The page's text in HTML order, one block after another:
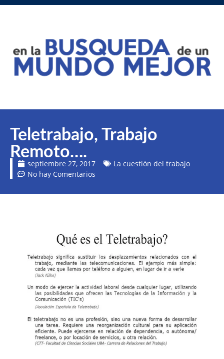
Teletrabajo, Trabajo
Remoto….
septiembre 27, 2017
La cuestión del trabajo
No hay Comentarios